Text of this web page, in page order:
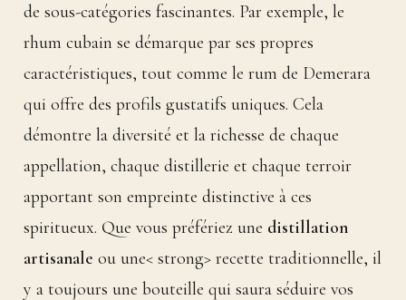
de sous-catégories fascinantes. Par exemple, le
rhum cubain se démarque par ses propres
caractéristiques, tout comme le rum de Demerara
qui offre des profils gustatifs uniques. Cela
démontre la diversité et la richesse de chaque
appellation, chaque distillerie et chaque terroir
apportant son empreinte distinctive à ces
spiritueux. Que vous préfériez une distillation
artisanale ou une< strong> recette traditionnelle, il
y a toujours une bouteille qui saura séduire vos